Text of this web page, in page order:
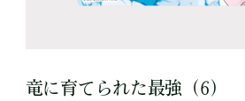
竜に育てられた最強（6）